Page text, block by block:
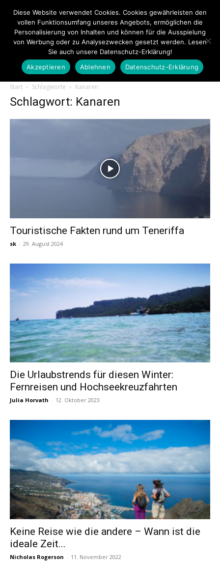
Touristiknews.de
Touristiknews
Start Schlagworte Kanaren
Schlagwort: Kanaren
Touristische Fakten rund um Teneriffa
sk - 29. August 2024
Die Urlaubstrends für diesen Winter:
Fernreisen und Hochseekreuzfahrten
Julia Horvath - 12. Oktober 2023
Keine Reise wie die andere – Wann ist die
ideale Zeit...
Nicholas Rogerson - 11. November 2022
Diese Website verwendet Cookies. Cookies gewährleisten den
vollen Funktionsumfang unseres Angebots, ermöglichen die
Personalisierung von Inhalten und können für die Ausspielung
von Werbung oder zu Analysezwecken gesetzt werden. Lesen
Sie auch unsere Datenschutz-Erklärung!
Akzeptieren
Ablehnen Datenschutz-Erklärung